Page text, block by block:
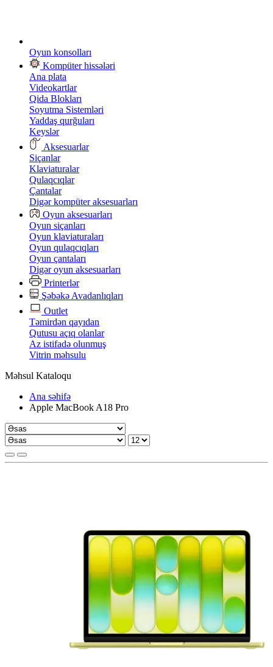
Oyun konsolları
Kompüter hissələri
Ana plata
Videokartlar
Qida Blokları
Soyutma Sistemləri
Yaddaş qurğuları
Keyslər
Aksesuarlar
Siçanlar
Klaviaturalar
Qulaqcıqlar
Çantalar
Digər kompüter aksesuarları
Oyun aksesuarları
Oyun siçanları
Oyun klaviaturaları
Oyun qulaqcıqları
Oyun çantaları
Digər oyun aksesuarları
Printerlər
Şəbəkə Avadanlıqları
Outlet
Təmirdən qayıdan
Qutusu açıq olanlar
Az istifadə olunmuş
Vitrin məhsulu
Məhsul Kataloqu
Ana səhifə
Apple MacBook A18 Pro